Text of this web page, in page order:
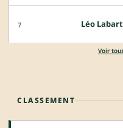
7 Léo
Voir
CLASSEMENT